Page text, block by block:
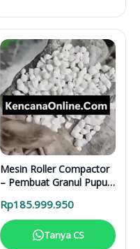
Mesin Roller Compactor
– Pembuat Granul Pupuk
Rp185.999.950
Tanya CS